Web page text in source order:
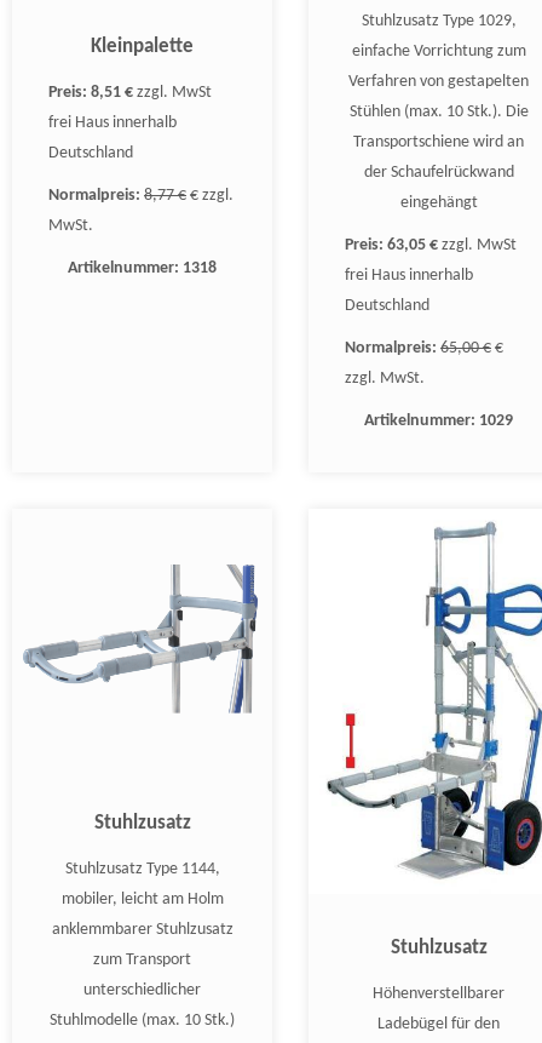
Kleinpalette
Preis: 8,51 € zzgl. MwSt
frei Haus innerhalb
Deutschland
Normalpreis: 8,77 € € zzgl.
MwSt.
Artikelnummer: 1318
Stuhlzusatz Type 1029,
einfache Vorrichtung zum
Verfahren von gestapelten
Stühlen (max. 10 Stk.). Die
Transportschiene wird an
der Schaufelrückwand
eingehängt
Preis: 63,05 € zzgl. MwSt
frei Haus innerhalb
Deutschland
Normalpreis: 65,00 € €
zzgl. MwSt.
Artikelnummer: 1029
Stuhlzusatz
Stuhlzusatz Type 1144,
mobiler, leicht am Holm
anklemmbarer Stuhlzusatz
zum Transport
unterschiedlicher
Stuhlmodelle (max. 10 Stk.)
Stuhlzusatz
Höhenverstellbarer
Ladebügel für den